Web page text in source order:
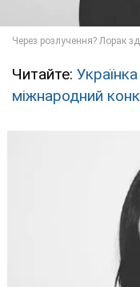
Читайте:
міжнародний